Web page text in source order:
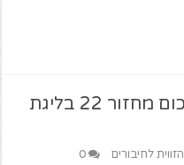
מתרגלים הנאת כדור – סיכום מחזור 22 בליגת
הזווית לחיבורים 0